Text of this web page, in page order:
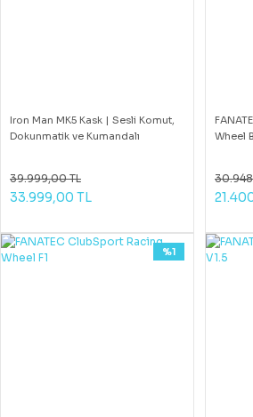
Iron Man MK5 Kask | Sesli Komut,
Dokunmatik ve Kumandalı
39.999,00 TL
33.999,00 TL
Wheel
%1